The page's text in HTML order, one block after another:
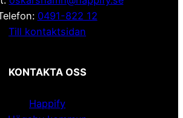
0491-822 12
Till kontaktsidan
KONTAKTA OSS
Happify